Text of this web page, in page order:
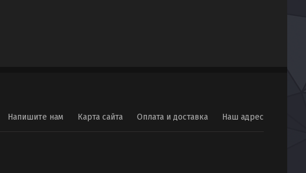
Напишите нам Карта сайта Оплата и доставка Наш адрес